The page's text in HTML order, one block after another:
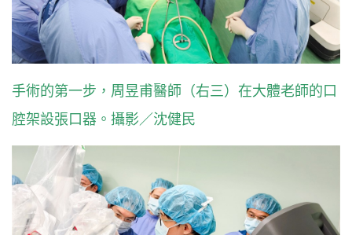
手術的第一步，周昱甫醫師（右三）在大體老師的口
腔架設張口器。攝影／沈健民